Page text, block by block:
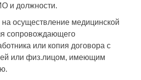
и должности.
осуществление медицинской
сопровождающего
или копия договора с
или физ.лицом, имеющим